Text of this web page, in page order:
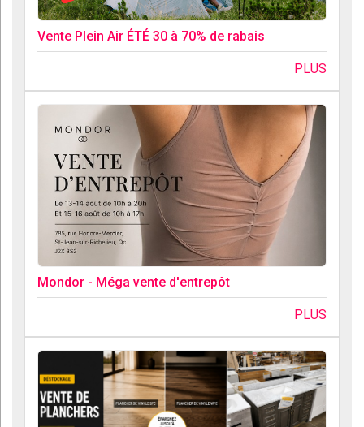
Vente Plein Air ÉTÉ 30 à 70% de rabais
PLUS
Mondor - Méga vente d'entrepôt
PLUS